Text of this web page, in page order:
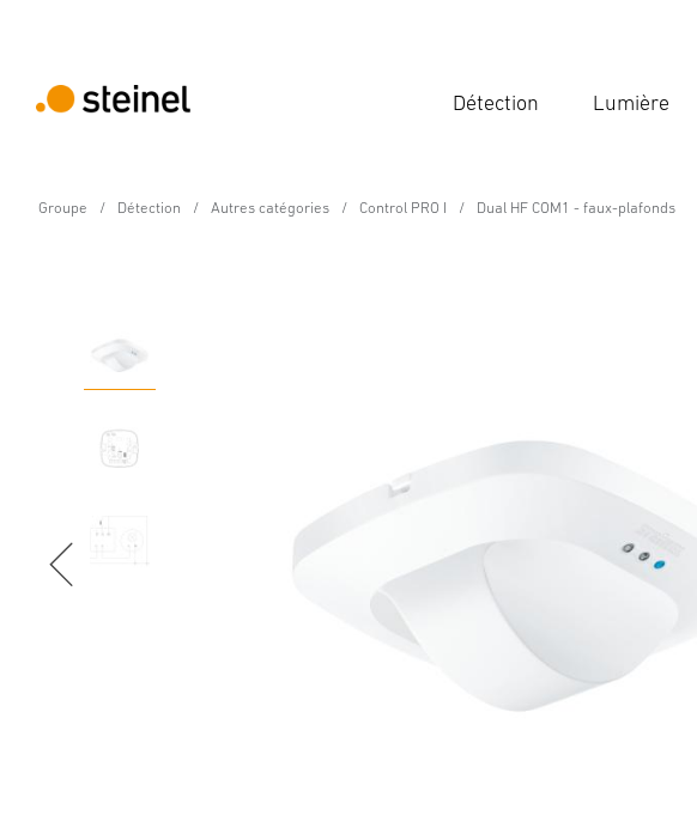
Détection Lumière
Groupe Détection Autres catégories Control PRO I Dual HF COM1 - faux-plafonds
Caractéristiques